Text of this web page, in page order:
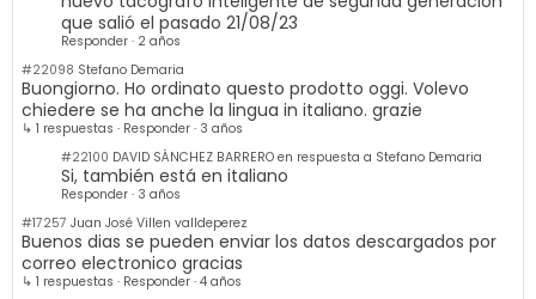
que salió el pasado 21/08/23
Responder · 2 años
#22098 Stefano Demaria
Buongiorno. Ho ordinato questo prodotto oggi. Volevo
chiedere se ha anche la lingua in italiano. grazie
↳ 1 respuestas · Responder · 3 años
#22100
DAVID SÁNCHEZ BARRERO en respuesta a Stefano Demaria
Si, también está en italiano
Responder · 3 años
#17257
Juan José Villen valldeperez
Buenos dias se pueden enviar los datos descargados por
correo electronico gracias
↳ 1 respuestas · Responder · 4 años